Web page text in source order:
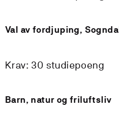
Val av fordjuping, Sogndal
Krav: 30 studiepoeng
Barn, natur og friluftsliv